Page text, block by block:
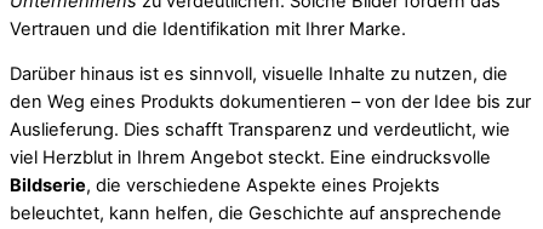
Vertrauen und die Identifikation mit Ihrer Marke.
Darüber hinaus ist es sinnvoll, visuelle Inhalte zu nutzen, die
den Weg eines Produkts dokumentieren – von der Idee bis zur
Auslieferung. Dies schafft Transparenz und verdeutlicht, wie
viel Herzblut in Ihrem Angebot steckt. Eine eindrucksvolle
Bildserie, die verschiedene Aspekte eines Projekts
beleuchtet, kann helfen, die Geschichte auf ansprechende